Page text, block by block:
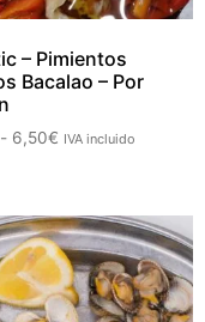
– Pimientos
Bacalao – Por
- 6,50€ IVA incluido